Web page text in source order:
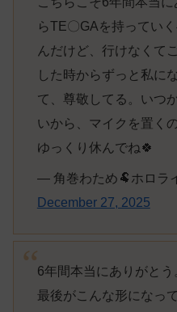
らTE〇GAを持ってい
んだけど、行けなくて
した時からずっと私に
て、尊敬してる。いつ
いから、マイクを置く
ゆっくり休んでね🍀
— 角巻わため🐏ホロラ
December 27, 2025
6年間本当にありがとう
最後がこんな形になっ